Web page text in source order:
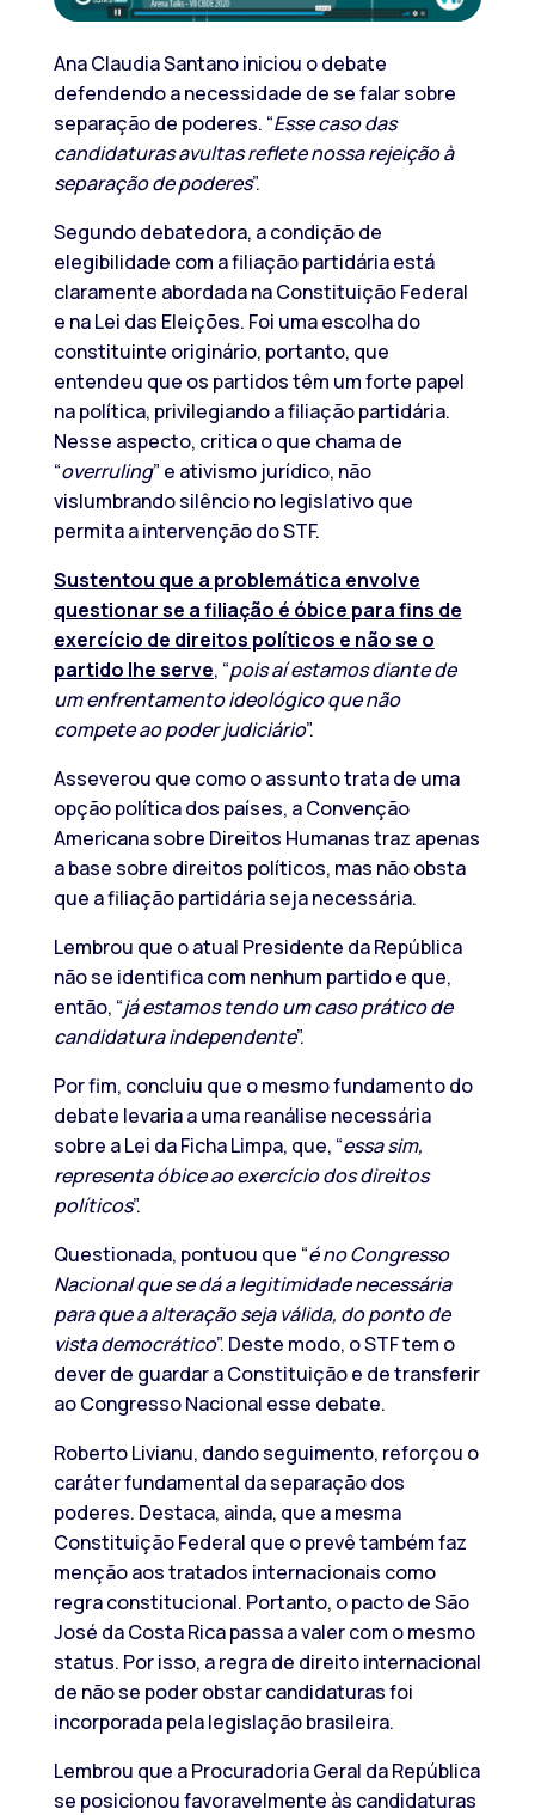
Ana Claudia Santano iniciou o debate
defendendo a necessidade de se falar sobre
separação de poderes. “Esse caso das
candidaturas avultas reflete nossa rejeição à
separação de poderes”.
Segundo debatedora, a condição de
elegibilidade com a filiação partidária está
claramente abordada na Constituição Federal
e na Lei das Eleições. Foi uma escolha do
constituinte originário, portanto, que
entendeu que os partidos têm um forte papel
na política, privilegiando a filiação partidária.
Nesse aspecto, critica o que chama de
“overruling” e ativismo jurídico, não
vislumbrando silêncio no legislativo que
permita a intervenção do STF.
Sustentou que a problemática envolve
questionar se a filiação é óbice para fins de
exercício de direitos políticos e não se o
partido lhe serve, “pois aí estamos diante de
um enfrentamento ideológico que não
compete ao poder judiciário”.
Asseverou que como o assunto trata de uma
opção política dos países, a Convenção
Americana sobre Direitos Humanas traz apenas
a base sobre direitos políticos, mas não obsta
que a filiação partidária seja necessária.
Lembrou que o atual Presidente da República
não se identifica com nenhum partido e que,
então, “já estamos tendo um caso prático de
candidatura independente”.
Por fim, concluiu que o mesmo fundamento do
debate levaria a uma reanálise necessária
sobre a Lei da Ficha Limpa, que, “essa sim,
representa óbice ao exercício dos direitos
políticos”.
Questionada, pontuou que “é no Congresso
Nacional que se dá a legitimidade necessária
para que a alteração seja válida, do ponto de
vista democrático”. Deste modo, o STF tem o
dever de guardar a Constituição e de transferir
ao Congresso Nacional esse debate.
Roberto Livianu, dando seguimento, reforçou o
caráter fundamental da separação dos
poderes. Destaca, ainda, que a mesma
Constituição Federal que o prevê também faz
menção aos tratados internacionais como
regra constitucional. Portanto, o pacto de São
José da Costa Rica passa a valer com o mesmo
status. Por isso, a regra de direito internacional
de não se poder obstar candidaturas foi
incorporada pela legislação brasileira.
Lembrou que a Procuradoria Geral da República
se posicionou favoravelmente às candidaturas